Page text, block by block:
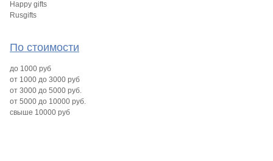
Happy gifts
Rusgifts
По стоимости
до 1000 руб
от 1000 до 3000 руб
от 3000 до 5000 руб.
от 5000 до 10000 руб.
свыше 10000 руб